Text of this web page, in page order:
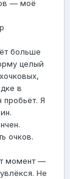
— моё
больше
целый
в
пробьёт. Я
очков.
момент —
Не